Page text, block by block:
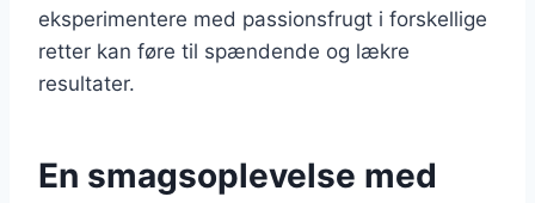
eksperimentere med passionsfrugt i forskellige
retter kan føre til spændende og lækre
resultater.
En smagsoplevelse med